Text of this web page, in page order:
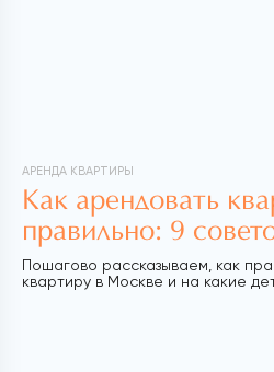
АРЕНДА КВАРТИРЫ
Как арендовать
правильно: 9
Пошагово рассказываем, как
квартиру в Москве и на какие